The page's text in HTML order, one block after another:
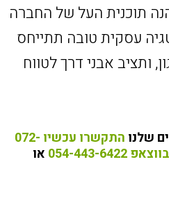
תוכנית העל של החברה
עסקית טובה תתייחס
ותציב אבני דרך לטווח
שלנו
התקשרו עכשיו 072-
בווצאפ 054-443-6422
או